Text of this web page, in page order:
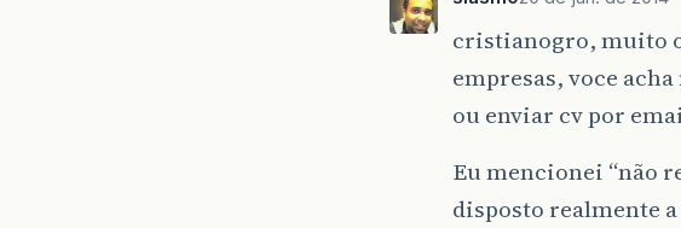
cristianogro, muito
empresas, voce
ou enviar cv por
Eu mencionei “não
disposto realmente